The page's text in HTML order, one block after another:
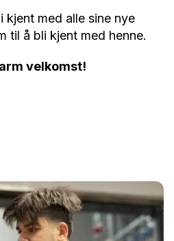
kjent med alle sine nye
til å bli kjent med henne.
velkomst!